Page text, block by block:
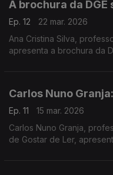
A brochura da
Ep. 12
22 mar. 2026
Ana Cristina Silva,
apresenta a brochura da
Carlos Nuno
Ep. 11
15 mar. 2026
Carlos Nuno Granja,
de Gostar de Ler,